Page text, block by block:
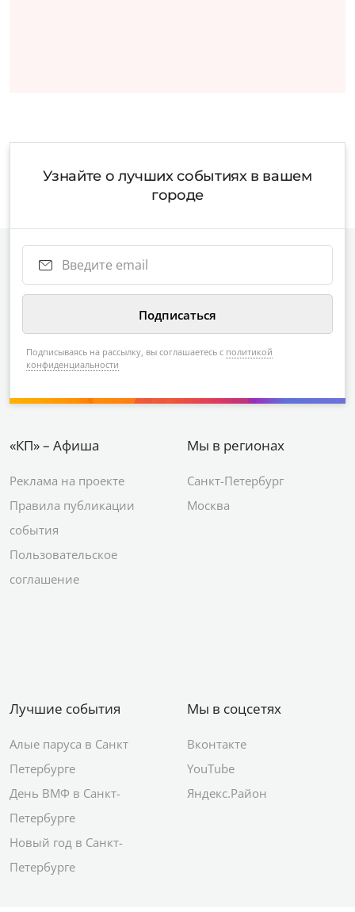
Узнайте о лучших событиях в вашем
городе
Подписываясь на рассылку, вы соглашаетесь с политикой
конфиденциальности
«КП» – Афиша
Реклама на проекте
Правила публикации
события
Пользовательское
соглашение
Мы в регионах
Санкт-Петербург
Москва
Лучшие события
Алые паруса в Санкт
Петербурге
День ВМФ в Санкт-
Петербурге
Новый год в Санкт-
Петербурге
Мы в соцсетях
Вконтакте
YouTube
Яндекс.Район